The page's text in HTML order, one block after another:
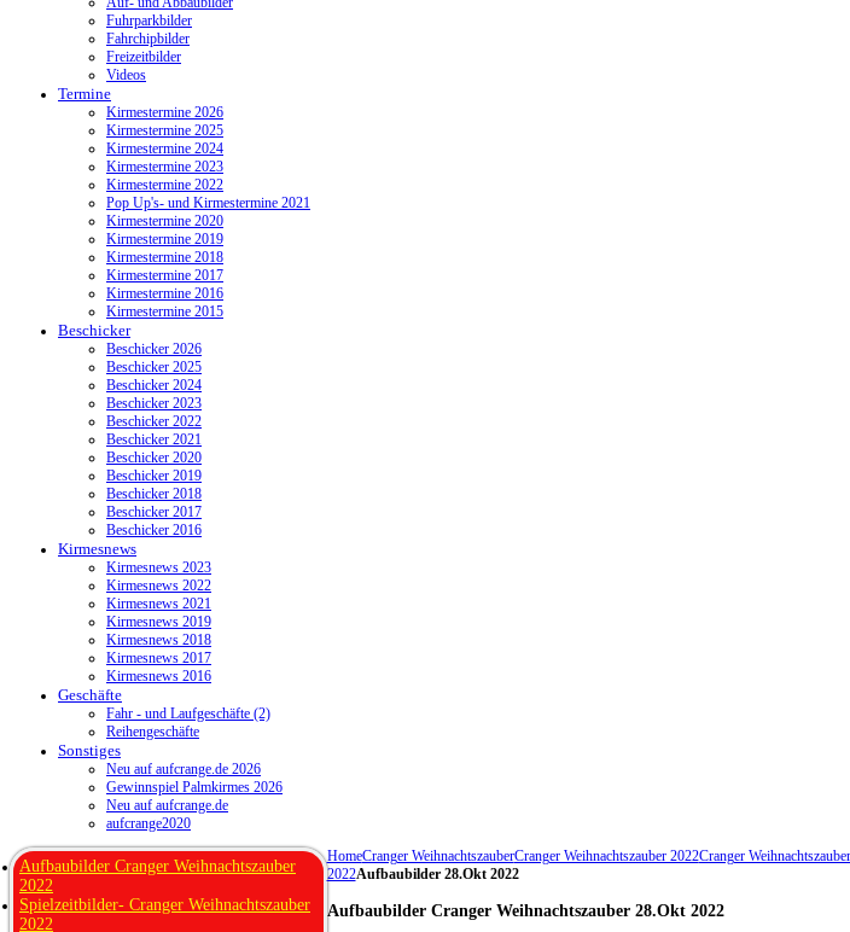
Fuhrparkbilder
Fahrchipbilder
Freizeitbilder
Videos
Termine
Kirmestermine 2026
Kirmestermine 2025
Kirmestermine 2024
Kirmestermine 2023
Kirmestermine 2022
Pop Up's- und Kirmestermine 2021
Kirmestermine 2020
Kirmestermine 2019
Kirmestermine 2018
Kirmestermine 2017
Kirmestermine 2016
Kirmestermine 2015
Beschicker
Beschicker 2026
Beschicker 2025
Beschicker 2024
Beschicker 2023
Beschicker 2022
Beschicker 2021
Beschicker 2020
Beschicker 2019
Beschicker 2018
Beschicker 2017
Beschicker 2016
Kirmesnews
Kirmesnews 2023
Kirmesnews 2022
Kirmesnews 2021
Kirmesnews 2019
Kirmesnews 2018
Kirmesnews 2017
Kirmesnews 2016
Geschäfte
Fahr - und Laufgeschäfte (2)
Reihengeschäfte
Sonstiges
Neu auf aufcrange.de 2026
Gewinnspiel Palmkirmes 2026
Neu auf aufcrange.de
aufcrange2020
HomeCranger WeihnachtszauberCranger Weihnachtszauber 2022Cranger
2022Aufbaubilder 28.Okt 2022
Aufbaubilder Cranger Weihnachtszauber 28.Okt 2022
Aufbaubilder Cranger Weihnachtszauber
2022
Spielzeitbilder- Cranger Weihnachtszauber
2022